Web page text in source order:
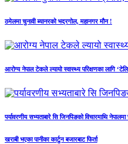
ठमेलमा चुनावी ब्यानरको भद्रगोल, महानगर मौन !
आरोग्य नेपाल टेकले ल्यायो स्वास्थ्य परिक्षणका लागि
पर्यावरणीय सभ्यताबारे सि जिनपिङको विचारमाथि
खराबी भएका पानीका कार्टुन बजारबाट फिर्ता